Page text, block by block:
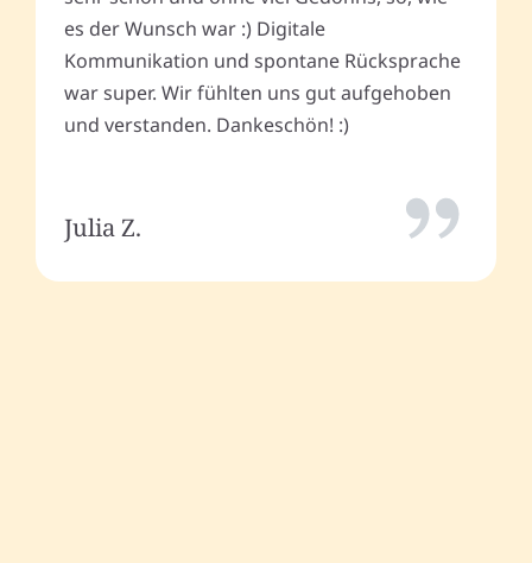
es der Wunsch war :) Digitale
Kommunikation und spontane Rücksprache
war super. Wir fühlten uns gut aufgehoben
und verstanden. Dankeschön! :)
Julia Z.